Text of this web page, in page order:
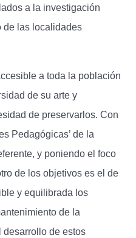
a la investigación
de las localidades
a toda la población
de su arte y
de preservarlos. Con
Pedagógicas’ de la
y poniendo el foco
de los objetivos es el de
y equilibrada los
de la
desarrollo de estos